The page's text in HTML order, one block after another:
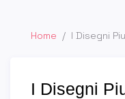
Home / I Disegni
I Disegni